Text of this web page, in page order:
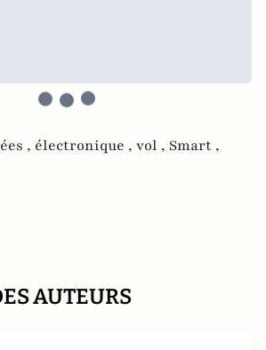
, électronique , vol , Smart ,
AUTEURS